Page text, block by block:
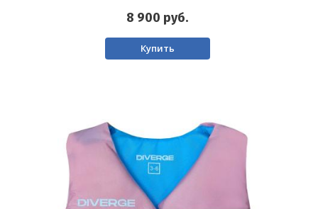
8 900 руб.
Купить